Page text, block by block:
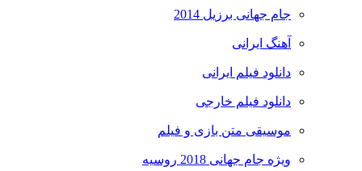
جام جهانی برزیل 2014
آهنگ ایرانی
دانلود فیلم ایرانی
دانلود فیلم خارجی
موسیقی متن بازی و فیلم
ویژه جام جهانی 2018 روسیه